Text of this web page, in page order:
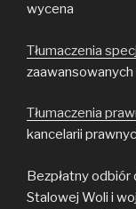
wycena
Tłumaczenia
Tłumaczenia
kancelarii
Bezpłatny odbiór
Stalowej Woli i